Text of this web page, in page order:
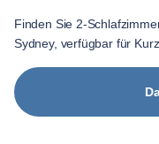
Finden Sie 2-
Sydney, verfügbar für